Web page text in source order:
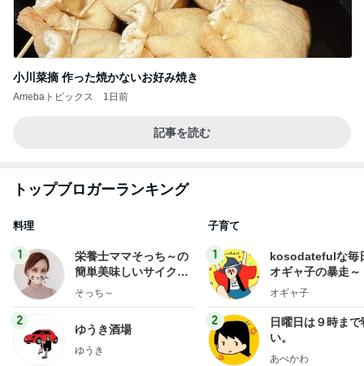
小川菜摘 作った焼かないお好み焼き
Amebaトピックス 1日前
記事を読む
トップブロガーランキング
料理
1
栄養士ママそっち～の
簡単美味しいサイクル
献立
そっち～
2
ゆうき酒場
ゆうき
子育て
1
kosodatefulな毎
オギャ子の暴走～
オギャ子
2
日曜日は９時まで
い。
あべかわ